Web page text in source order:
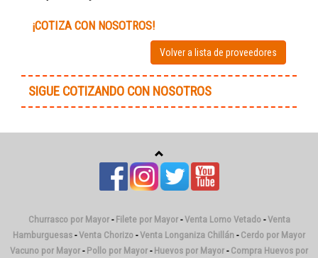
¡COTIZA CON NOSOTROS!
Volver a lista de proveedores
SIGUE COTIZANDO CON NOSOTROS
Churrasco por Mayor- Filete por Mayor-Venta Lomo Vetado-Venta
Hamburguesas -Venta Chorizo -Venta Longaniza Chillán - Cerdo por Mayor
Vacuno por Mayor - Pollo por Mayor - Huevos por Mayor - Compra Huevos por